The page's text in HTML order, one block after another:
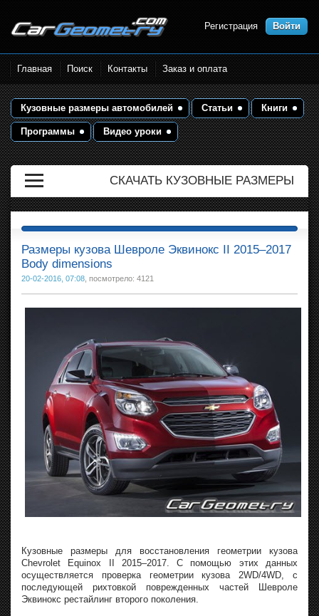
Размеры кузова автомобилей.
Контрольные точки и кузовные
размеры. Геометрия кузова
Регистрация Войти
Главная Поиск Контакты Заказ и оплата
Кузовные размеры автомобилей Статьи Книги
Программы Видео уроки
СКАЧАТЬ КУЗОВНЫЕ РАЗМЕРЫ
Размеры кузова Шевроле Эквинокс II 2015–2017
Body dimensions
20-02-2016, 07:08 , посмотрело: 4121
Кузовные размеры для восстановления геометрии кузова
Chevrolet Equinox II 2015–2017. С помощью этих данных
осуществляется проверка геометрии кузова 2WD/4WD, с
последующей рихтовкой поврежденных частей Шевроле
Эквинокс рестайлинг второго поколения.